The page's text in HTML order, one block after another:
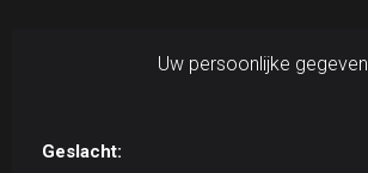
Uw persoonlijke
Geslacht: